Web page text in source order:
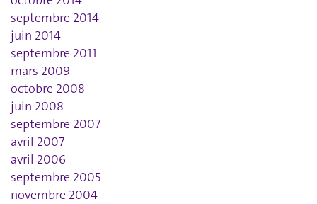
septembre 2014
juin 2014
septembre 2011
mars 2009
octobre 2008
juin 2008
septembre 2007
avril 2007
avril 2006
septembre 2005
novembre 2004